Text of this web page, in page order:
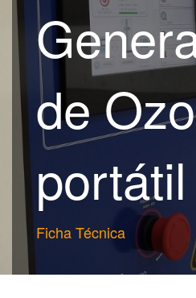
de
portátil
Ficha Técnica